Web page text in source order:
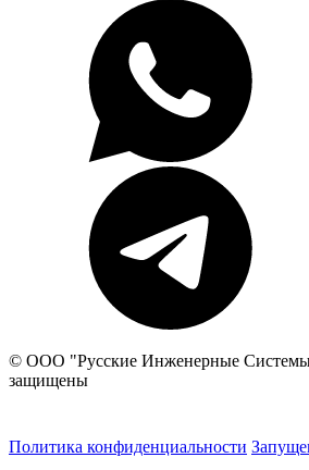
© ООО "Русские Инженерные
защищены
Политика конфиденциальности